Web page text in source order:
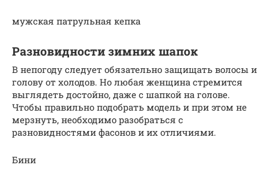
мужская патрульная кепка
Разновидности зимних шапок
В непогоду следует обязательно защищать волосы и
голову от холодов. Но любая женщина стремится
выглядеть достойно, даже с шапкой на голове.
Чтобы правильно подобрать модель и при этом не
мерзнуть, необходимо разобраться с
разновидностями фасонов и их отличиями.
Бини